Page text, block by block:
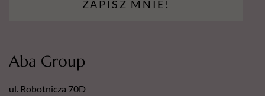
ZAPISZ MNIE!
Aba Group
ul. Robotnicza 70D